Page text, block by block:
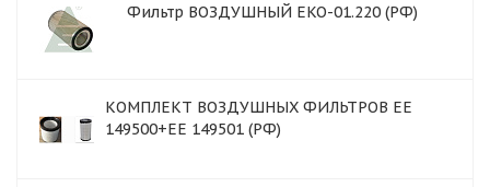
Фильтр ВОЗДУШНЫЙ EKO-01.220 (РФ)
КОМПЛЕКТ ВОЗДУШНЫХ ФИЛЬТРОВ EE
149500+EE 149501 (РФ)